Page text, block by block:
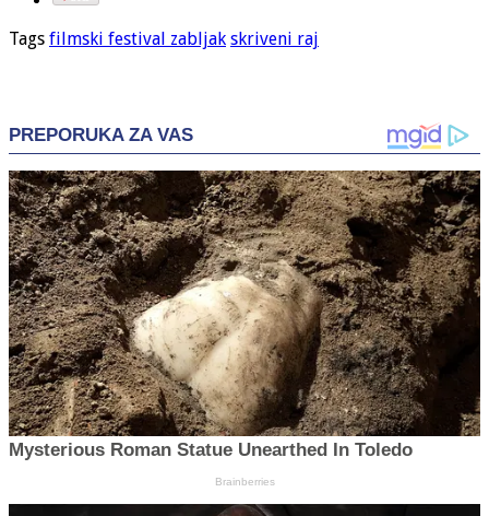
Tags filmski festival zabljak skriveni raj